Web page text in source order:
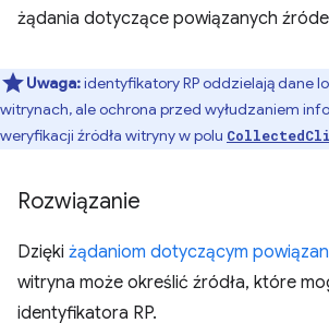
żądania dotyczące powiązanych
Uwaga:identyfikatory RP oddzielają dane
witrynach, ale ochrona przed wyłudzaniem
weryfikacji źródła witryny w polu
Rozwiązanie
Dzięki żądaniom dotyczącym
witryna może określić źródła, które
identyfikatora RP.